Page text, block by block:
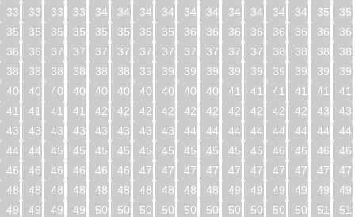
336
337 338 339 340 341 342 343 344 345 346 347 348 349 350
352
353 354 355 356 357 358 359 360 361 362 363 364 365 366
368
369 370 371 372 373 374 375 376 377 378 379 380 381 382
384
385 386 387 388 389 390 391 392 393 394 395 396 397 398
400
401 402 403 404 405 406 407 408 409 410 411 412 413 414
416
417 418 419 420 421 422 423 424 425 426 427 428 429 430
432
433 434 435 436 437 438 439 440 441 442 443 444 445 446
448
449 450 451 452 453 454 455 456 457 458 459 460 461 462
464
465 466 467 468 469 470 471 472 473 474 475 476 477 478
480
481 482 483 484 485 486 487 488 489 490 491 492 493 494
496
497 498 499 500 501 502 503 504 505 506 507 508 509 510